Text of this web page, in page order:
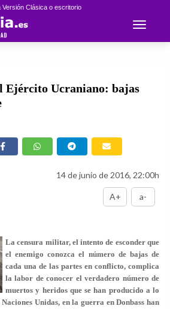
Versión Clásica o escritorio
Toggle
Ejército Ucraniano: bajas
14 de junio de 2016, 22:00h
A+ a-
La censura militar, el intento de esconder que
el enemigo conozca el número de bajas de
cada una de las partes en conflicto, complica
la labor de conocer el verdadero número de
muertos y heridos que se han producido a lo
Unidas, en la guerra en Donbass han